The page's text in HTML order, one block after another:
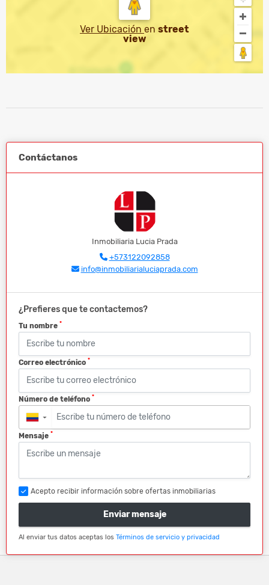
Ver Ubicación en street
view
Contáctanos
Inmobiliaria Lucia Prada
+573122092858
info@inmobiliarialuciaprada.com
¿Prefieres que te contactemos?
Tu nombre *
Correo electrónico *
Número de teléfono *
▼
Mensaje *
Acepto recibir información sobre ofertas inmobiliarias
Enviar mensaje
Al enviar tus datos aceptas los Términos de servicio y privacidad